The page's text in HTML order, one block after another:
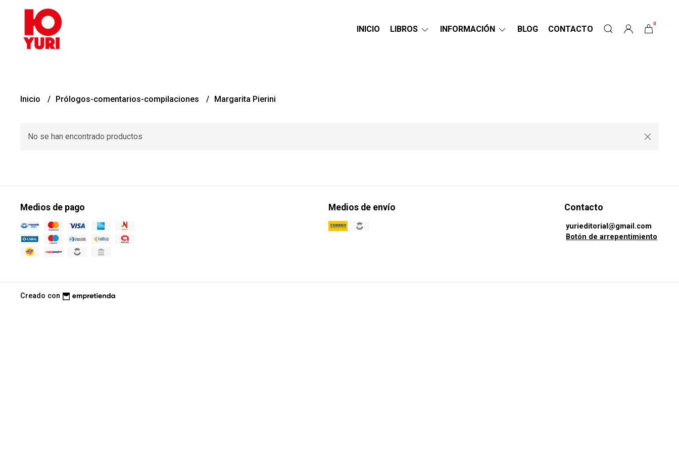
INICIO LIBROS INFORMACIÓN BLOG CONTACTO
0
Inicio Prólogos-comentarios-compilaciones Margarita Pierini
No se han encontrado productos
Medios de pago Medios de envío Contacto
yurieditorial@gmail.com
Botón de arrepentimiento
Creado con